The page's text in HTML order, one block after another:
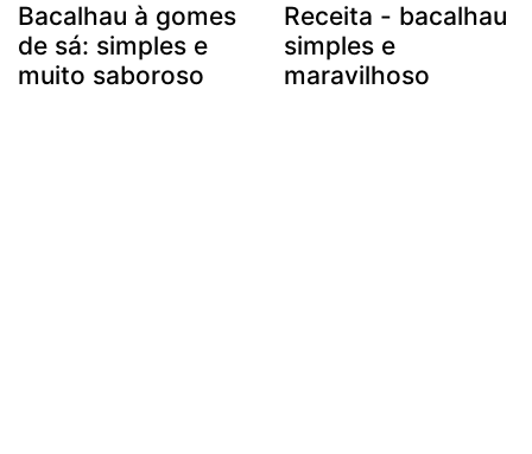
Bacalhau à gomes
de sá: simples e
muito saboroso
Receita - bacalhau
simples e
maravilhoso